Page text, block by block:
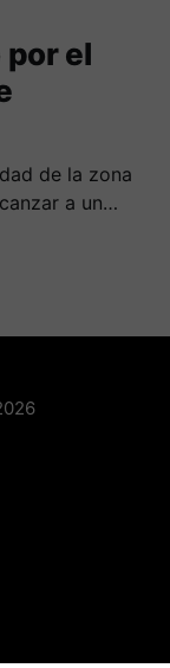
el
de la zona
a un